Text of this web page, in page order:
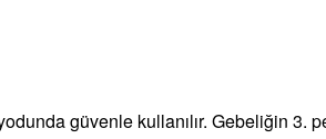
güvenle kullanılır. Gebeliğin 3.